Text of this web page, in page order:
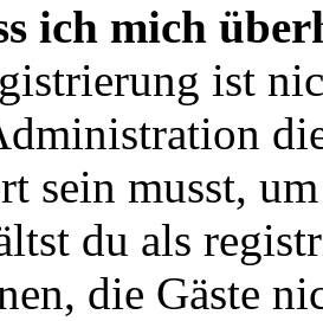
ich mich
ist
sein musst,
du als
die Gäste